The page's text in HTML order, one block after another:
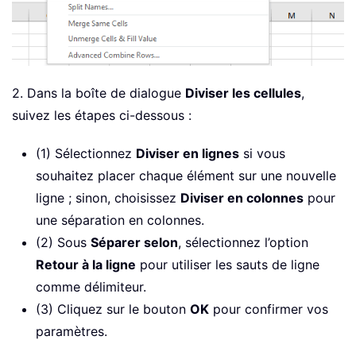
2. Dans la boîte de dialogue Diviser les cellules,
suivez les étapes ci-dessous :
(1) Sélectionnez Diviser en lignes si vous
souhaitez placer chaque élément sur une nouvelle
ligne ; sinon, choisissez Diviser en colonnes pour
une séparation en colonnes.
(2) Sous Séparer selon, sélectionnez l’option
Retour à la ligne pour utiliser les sauts de ligne
comme délimiteur.
(3) Cliquez sur le bouton OK pour confirmer vos
paramètres.